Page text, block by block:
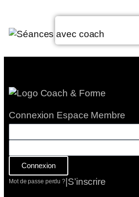
Voir le planning
Connexion Espace Membre
Connexion
Mot de passe perdu ?|S’inscrire